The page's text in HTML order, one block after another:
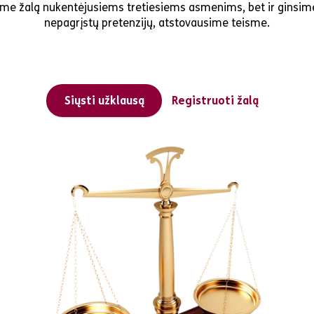
žalą nukentėjusiems tretiesiems asmenims, bet ir
nepagrįstų pretenzijų, atstovausime teisme.
Siųsti užklausą Registruoti žalą